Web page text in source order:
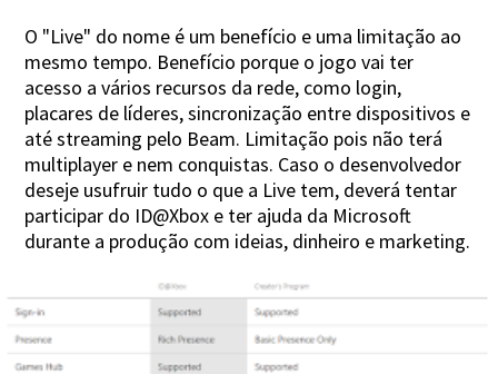
O "Live" do nome é um benefício e uma limitação ao
mesmo tempo. Benefício porque o jogo vai ter
acesso a vários recursos da rede, como login,
placares de líderes, sincronização entre dispositivos e
até streaming pelo Beam. Limitação pois não terá
multiplayer e nem conquistas. Caso o desenvolvedor
deseje usufruir tudo o que a Live tem, deverá tentar
participar do ID@Xbox e ter ajuda da Microsoft
durante a produção com ideias, dinheiro e marketing.